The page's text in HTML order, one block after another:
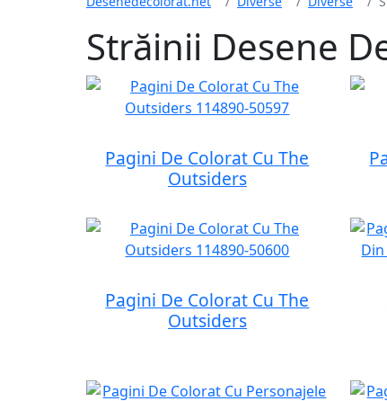
Străinii Desene
Pagini De Colorat Cu The
Outsiders
Pagini De Colorat Cu The
Outsiders